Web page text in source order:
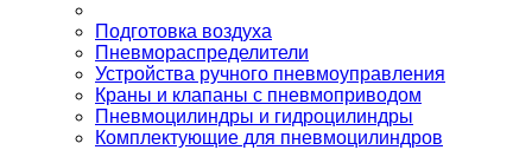
Подготовка воздуха
Пневмораспределители
Устройства ручного пневмоуправления
Краны и клапаны с пневмоприводом
Пневмоцилиндры и гидроцилиндры
Комплектующие для пневмоцилиндров